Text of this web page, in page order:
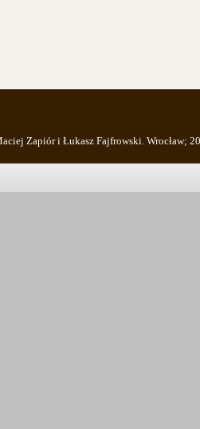
Zapiór i Łukasz Fajfrowski. Wrocław;